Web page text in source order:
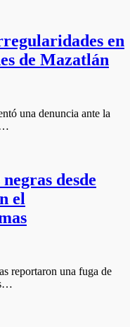
en
de Mazatlán
una denuncia ante la
desde
el
reportaron una fuga de